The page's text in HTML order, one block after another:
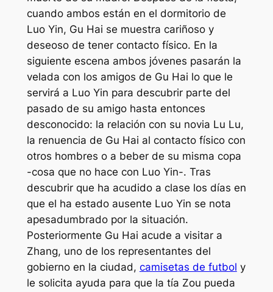
cuando ambos están en el dormitorio de
Luo Yin, Gu Hai se muestra cariñoso y
deseoso de tener contacto físico. En la
siguiente escena ambos jóvenes pasarán la
velada con los amigos de Gu Hai lo que le
servirá a Luo Yin para descubrir parte del
pasado de su amigo hasta entonces
desconocido: la relación con su novia Lu Lu,
la renuencia de Gu Hai al contacto físico con
otros hombres o a beber de su misma copa
-cosa que no hace con Luo Yin-. Tras
descubrir que ha acudido a clase los días en
que el ha estado ausente Luo Yin se nota
apesadumbrado por la situación.
Posteriormente Gu Hai acude a visitar a
Zhang, uno de los representantes del
gobierno en la ciudad, camisetas de futbol y
le solicita ayuda para que la tía Zou pueda